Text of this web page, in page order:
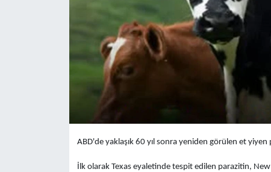
ABD'de yaklaşık 60 yıl sonra yeniden görülen et
İlk olarak Texas eyaletinde tespit edilen parazitin,